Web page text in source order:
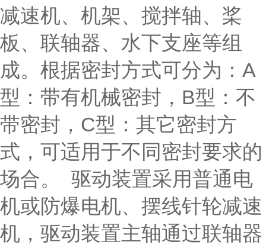
减速机、机架、搅拌轴、桨
板、联轴器、水下支座等组
成。根据密封方式可分为：A
型：带有机械密封，B型：不
带密封，C型：其它密封方
式，可适用于不同密封要求的
场合。 驱动装置采用普通电
机或防爆电机、摆线针轮减速
机，驱动装置主轴通过联轴器